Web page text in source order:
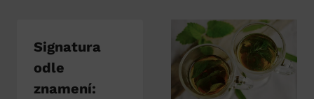
Signatura
odle
znamení: